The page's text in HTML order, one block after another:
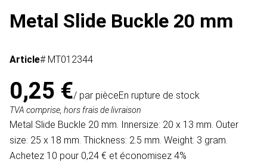
Metal Slide Buckle 20 mm
Article# MT012344
0,25 €/ par pièceEn rupture de stock
TVA comprise, hors frais de livraison
Metal Slide Buckle 20 mm. Innersize: 20 x 13 mm. Outer
size: 25 x 18 mm. Thickness: 2.5 mm. Weight: 3 gram.
Achetez 10 pour 0,24 € et économisez 4%